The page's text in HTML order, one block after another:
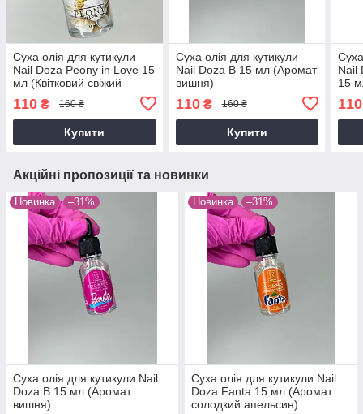
Суха олія для кутикули
Nail Doza Peony in Love 15
мл (Квітковий свіжий
110 ₴ 160 ₴
Купити
Суха олія для кутикули
Nail Doza B 15 мл (Аромат
вишня)
110₴ 160 ₴
Купити
Nail
15
110
Акційні пропозиції та новинки
Новинка –31%
Суха олія для кутикули Nail
Doza B 15 мл (Аромат
вишня)
Новинка –31%
Суха олія для кутикули Nail
Doza Fanta 15 мл (Аромат
солодкий апельсин)